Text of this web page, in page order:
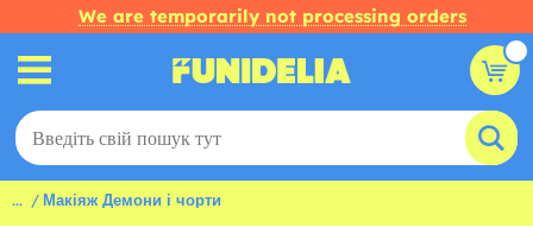
We are temporarily not processing orders
... Макіяж Демони і чорти